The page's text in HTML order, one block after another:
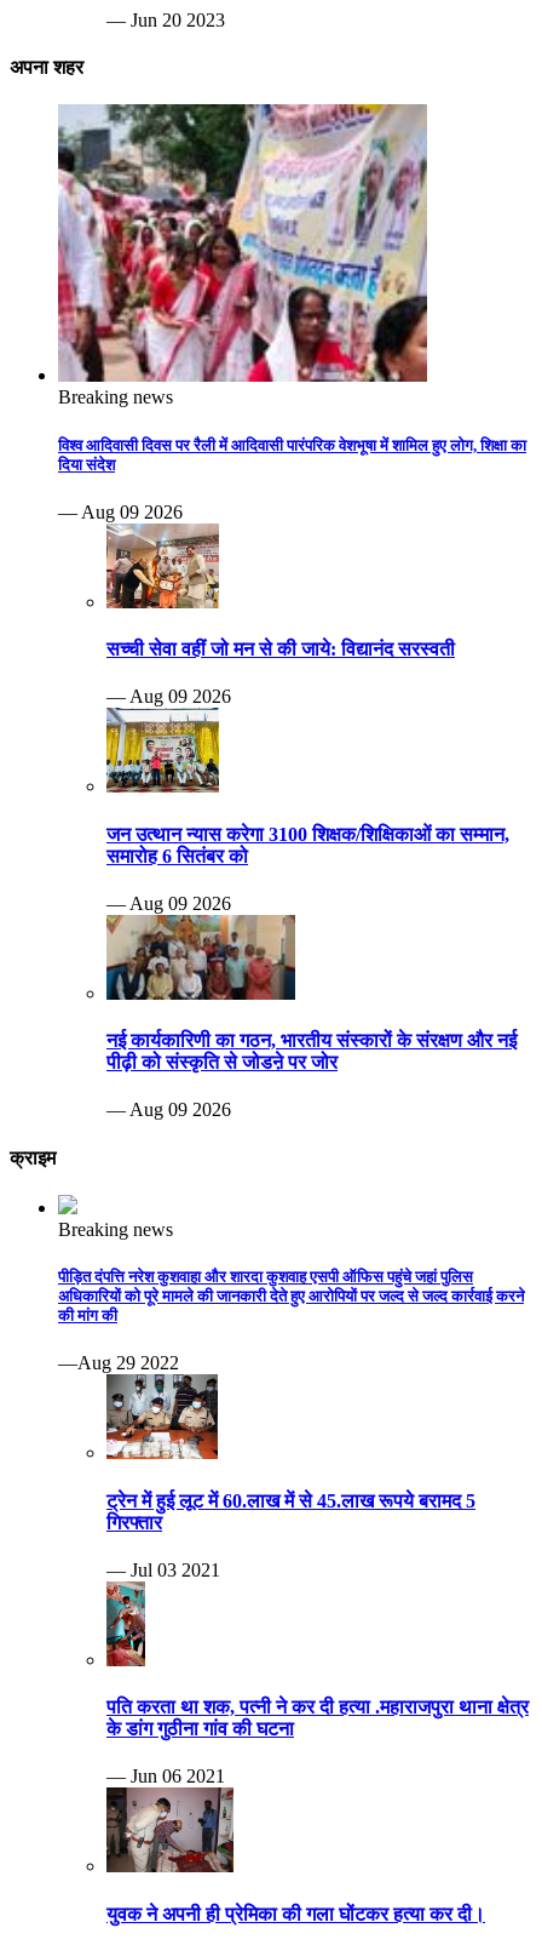
— Jun 20 2023
अपना शहर
Breaking news
विश्व आदिवासी दिवस पर रैली में आदिवासी पारंपरिक वेशभूषा में शामिल हुए लोग, शिक्षा का
दिया संदेश
— Aug 09 2026
सच्ची सेवा वहीं जो मन से की जाये: विद्यानंद सरस्वती
— Aug 09 2026
जन उत्थान न्यास करेगा 3100 शिक्षक/शिक्षिकाओं का सम्मान,
समारोह 6 सितंबर को
— Aug 09 2026
नई कार्यकारिणी का गठन, भारतीय संस्कारों के संरक्षण और नई
पीढ़ी को संस्कृति से जोडऩे पर जोर
— Aug 09 2026
क्राइम
Breaking news
पीड़ित दंपत्ति नरेश कुशवाहा और शारदा कुशवाह एसपी ऑफिस पहुंचे जहां पुलिस
अधिकारियों को पूरे मामले की जानकारी देते हुए आरोपियों पर जल्द से जल्द कार्रवाई करने
की मांग की
—Aug 29 2022
ट्रेन में हुई लूट में 60.लाख में से 45.लाख रूपये बरामद 5
गिरफ्तार
— Jul 03 2021
पति करता था शक, पत्नी ने कर दी हत्या .महाराजपुरा थाना क्षेत्र
के डांग गुठीना गांव की घटना
— Jun 06 2021
युवक ने अपनी ही प्रेमिका की गला घोंटकर हत्या कर दी।